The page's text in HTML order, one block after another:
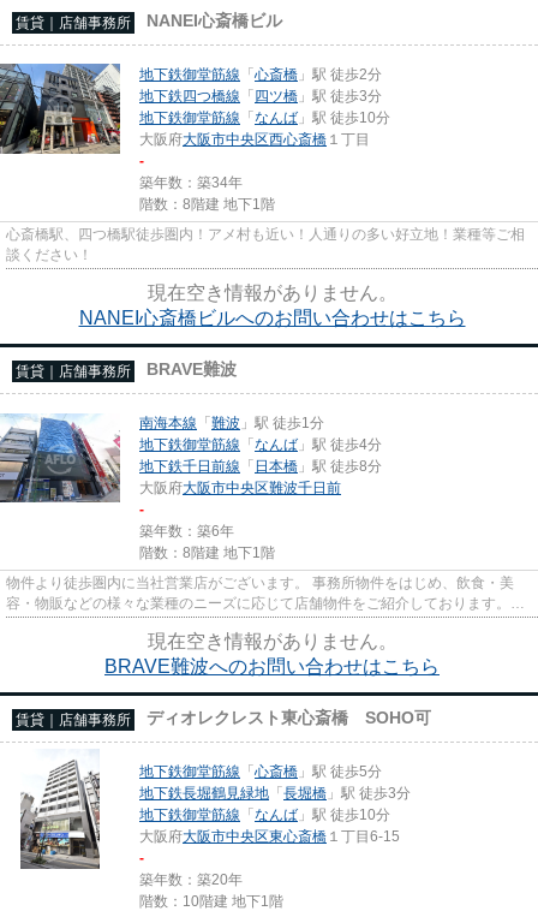
賃貸｜店舗事務所 NANEI心斎橋ビル
地下鉄御堂筋線 「心斎橋 」駅 徒歩2分
地下鉄四つ橋線 「四ツ橋 」駅 徒歩3分
地下鉄御堂筋線 「なんば 」駅 徒歩10分
大阪府大阪市中央区西心斎橋 １丁目
-
築年数：築34年
階数：8階建 地下1階
心斎橋駅、四つ橋駅徒歩圏内！アメ村も近い！人通りの多い好立地！業種等ご相
談ください！
現在空き情報がありません。
NANEI心斎橋ビルへのお問い合わせはこちら
賃貸｜店舗事務所 BRAVE難波
南海本線 「難波 」駅 徒歩1分
地下鉄御堂筋線 「なんば 」駅 徒歩4分
地下鉄千日前線 「 日本橋 」駅 徒歩8分
大阪府大阪市中央区難波千日前
-
築年数：築6年
階数：8階建 地下1階
物件より徒歩圏内に当社営業店がございます。 事務所物件をはじめ、飲食・美
容・物販などの様々な業種のニーズに応じて店舗物件をご紹介しております。
尚、弊社ではおとり広告は一切...
現在空き情報がありません。
BRAVE難波へのお問い合わせはこちら
賃貸｜店舗事務所 ディオレクレスト東心斎橋 SOHO可
地下鉄御堂筋線 「心斎橋 」駅 徒歩5分
地下鉄長堀鶴見緑地 「長堀橋 」駅 徒歩3分
地下鉄御堂筋線 「なんば 」駅 徒歩10分
大阪府大阪市中央区東心斎橋 １丁目6-15
-
築年数：築20年
階数：10階建 地下1階